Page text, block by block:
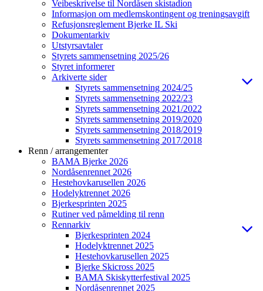
Veibeskrivelse til Nordåsen skistadion
Informasjon om medlemskontingent og treningsavgift
Refusjonsreglement Bjerke IL Ski
Dokumentarkiv
Utstyrsavtaler
Styrets sammensetning 2025/26
Styret informerer
Arkiverte sider
Styrets sammensetning 2024/25
Styrets sammensetning 2022/23
Styrets sammensetning 2021/2022
Styrets sammensetning 2019/2020
Styrets sammensetning 2018/2019
Styrets sammensetning 2017/2018
Renn / arrangementer
BAMA Bjerke 2026
Nordåsenrennet 2026
Hestehovkarusellen 2026
Hodelyktrennet 2026
Bjerkesprinten 2025
Rutiner ved påmelding til renn
Rennarkiv
Bjerkesprinten 2024
Hodelyktrennet 2025
Hestehovkarusellen 2025
Bjerke Skicross 2025
BAMA Skiskytterfestival 2025
Nordåsenrennet 2025